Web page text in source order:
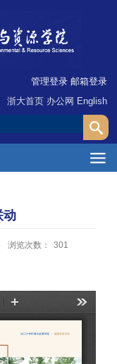
管理登录 邮箱登录
浙大首页 办公网 English
动
浏览次数： 301